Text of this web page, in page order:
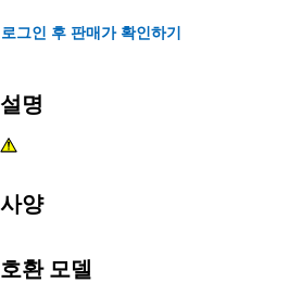
로그인 후 판매가 확인하기
설명
사양
호환 모델